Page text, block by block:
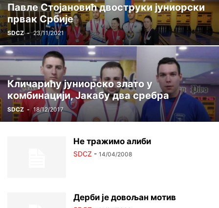
ЦРВЕНА ЗВЕЗДА ГИНИС ЏУДО ШАХ
Павле Стојановић двоструки јуниорски
првак Србије
SDCZ - 23/11/2021
Кличарићу јуниорско злато у
комбинацији, Јакабу два сребра
SDCZ - 18/12/2017
Не тражимо алиби
SDCZ - 14/04/2008
Дерби је довољан мотив